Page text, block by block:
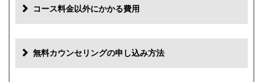
コース料金以外にかかる費用
初診料 0円
無料カウンセリングの申し込み方法